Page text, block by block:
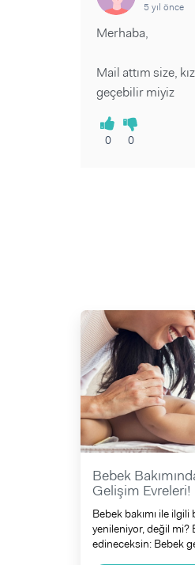
5 yıl önce
Merhaba,
Mail attım size,
geçebilir miyiz
0 0
Bebek
Gelişim Evreleri!
Bebek bakımı ile
yenileniyor, değil mi?
edineceksin: Bebek